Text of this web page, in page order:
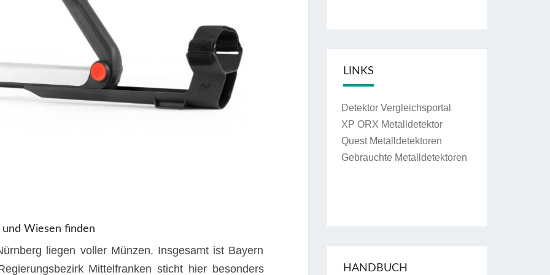
Wiesen finden
liegen voller Münzen. Insgesamt ist Bayern
Mittelfranken sticht hier besonders
LINKS
Detektor Vergleichsportal
XP ORX Metalldetektor
Quest Metalldetektoren
Gebrauchte Metalldetektoren
HANDBUCH